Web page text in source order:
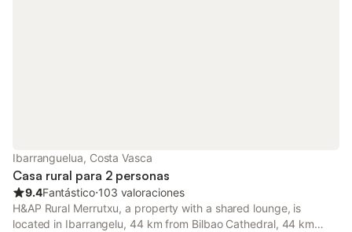
Ibarranguelua, Costa Vasca
Casa rural para 2 personas
9.4Fantástico⋅103 valoraciones
H&AP Rural Merrutxu, a property with a shared lounge, is
located in Ibarrangelu, 44 km from Bilbao Cathedral, 44 km